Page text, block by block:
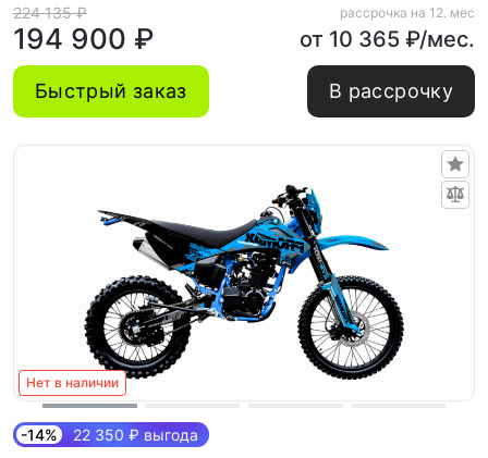
224 135 ₽
194 900 ₽
рассрочка на 12. мес
от 10 365 ₽/мес.
Быстрый заказ В рассрочку
Нет в наличии
-14% 22 350 ₽ выгода